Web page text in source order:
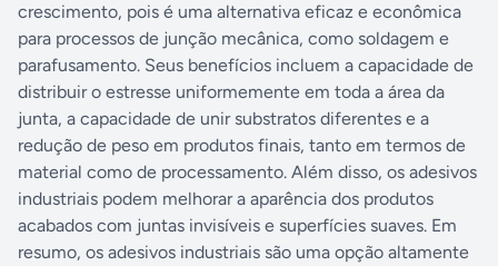
crescimento, pois é uma alternativa eficaz e econômica
para processos de junção mecânica, como soldagem e
parafusamento. Seus benefícios incluem a capacidade de
distribuir o estresse uniformemente em toda a área da
junta, a capacidade de unir substratos diferentes e a
redução de peso em produtos finais, tanto em termos de
material como de processamento. Além disso, os adesivos
industriais podem melhorar a aparência dos produtos
acabados com juntas invisíveis e superfícies suaves. Em
resumo, os adesivos industriais são uma opção altamente